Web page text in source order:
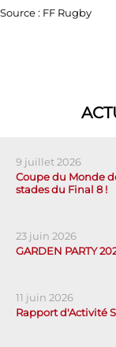
Source : FF Rugby
9 juillet 2026
Coupe du Monde
stades du Final 8 !
23 juin 2026
GARDEN PARTY
11 juin 2026
Rapport d'Activité